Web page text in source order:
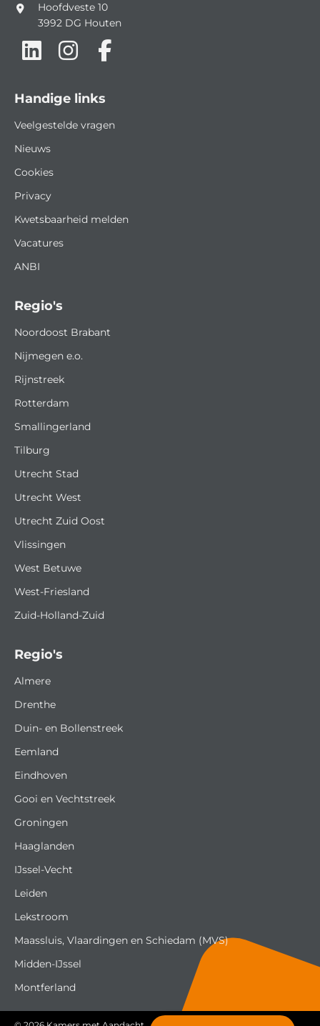
Regio's
Almere
Drenthe
Duin- en Bollenstreek
Eemland
Eindhoven
Gooi en Vechtstreek
Groningen
Haaglanden
IJssel-Vecht
Leiden
Lekstroom
Maassluis, Vlaardingen en Schiedam (MVS)
Midden-IJssel
Montferland
Regio's
Noordoost Brabant
Nijmegen e.o.
Rijnstreek
Rotterdam
Smallingerland
Tilburg
Utrecht Stad
Utrecht West
Utrecht Zuid Oost
Vlissingen
West Betuwe
West-Friesland
Zuid-Holland-Zuid
Handige links
Veelgestelde vragen
Nieuws
Cookies
Privacy
Kwetsbaarheid melden
Vacatures
ANBI
Hoofdveste 10
3992 DG Houten